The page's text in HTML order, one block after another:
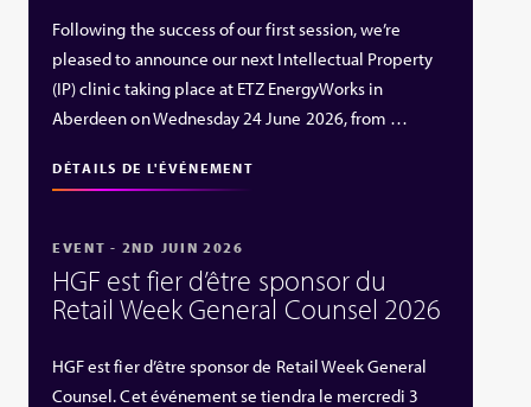
Following the success of our first session, we’re
pleased to announce our next Intellectual Property
(IP) clinic taking place at ETZ EnergyWorks in
Aberdeen on Wednesday 24 June 2026, from …
DÉTAILS DE L'ÉVÉNEMENT
EVENT - 2ND JUIN 2026
HGF est fier d’être sponsor du
Retail Week General Counsel 2026
HGF est fier d’être sponsor de Retail Week General
Counsel. Cet événement se tiendra le mercredi 3